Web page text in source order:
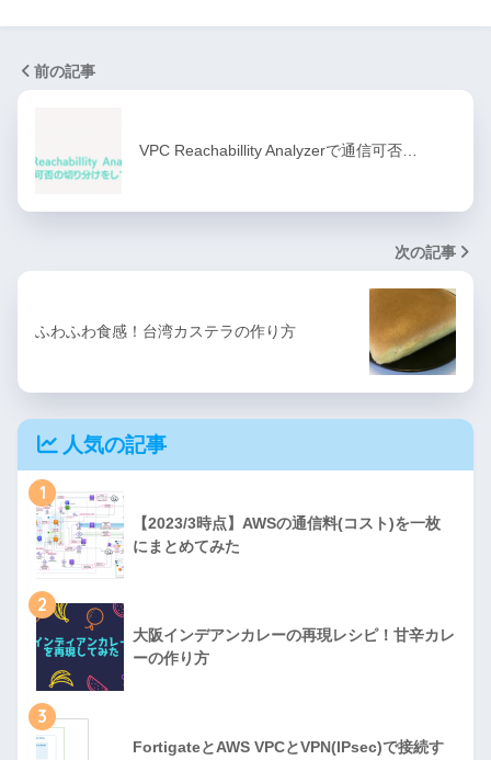
前の記事
VPC Reachabillity Analyzerで通信可否…
次の記事
ふわふわ食感！台湾カステラの作り方
人気の記事
1
【2023/3時点】AWSの通信料(コスト)を一枚
にまとめてみた
2
大阪インデアンカレーの再現レシピ！甘辛カレ
ーの作り方
3
FortigateとAWS VPCとVPN(IPsec)で接続す